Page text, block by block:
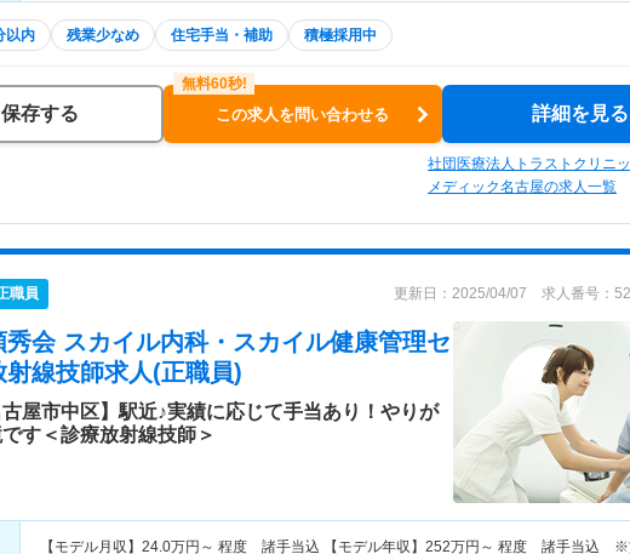
以内 残業少なめ 住宅手当・補助 積極採用中
保存する この求人を問い合わせる 詳細を見る
社団医療法人トラストクリニ
メディック名古屋の求人一覧
職員 更新日：2025/04/07 求人番号：
秀会 スカイル内科・スカイル健康管理セ
射線技師求人(正職員)
古屋市中区】駅近♪実績に応じて手当あり！やりが
す＜診療放射線技師＞
【モデル月収】 24.0万円～ 程度 諸手当込 【モデル年収】 252万円～ 程度 諸手当込 ※